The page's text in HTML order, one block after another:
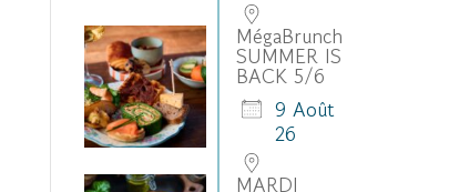
MégaBrunch
SUMMER IS
BACK 5/6
9 Août
26
MARDI